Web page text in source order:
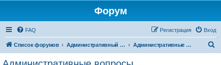
Форум
FAQ Вход
Регистрация
Список форумов Административный раздел Административные вопросы